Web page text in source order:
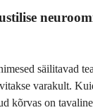
säilitavad
varakult.
kõrvas on